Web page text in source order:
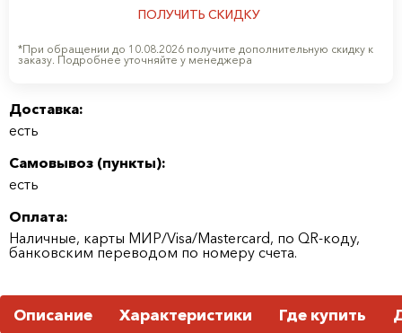
ПОЛУЧИТЬ СКИДКУ
*При обращении до 10.08.2026 получите дополнительную скидку к
заказу. Подробнее уточняйте у менеджера
Доставка:
есть
Самовывоз (пункты):
есть
Оплата:
Наличные, карты МИР/Visa/Mastercard, по QR-коду,
банковским переводом по номеру счета.
Описание Характеристики Где купить